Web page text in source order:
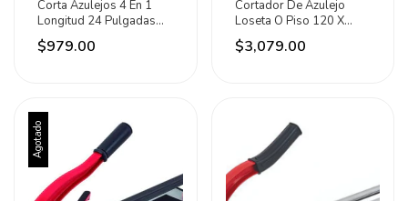
Corta Azulejos 4 En 1
Longitud 24 Pulgadas
Maxtool
$979.00
Cortador De Azulejo
Loseta O Piso 120 X
20mm Dogo Tuls
$3,079.00
Agotado